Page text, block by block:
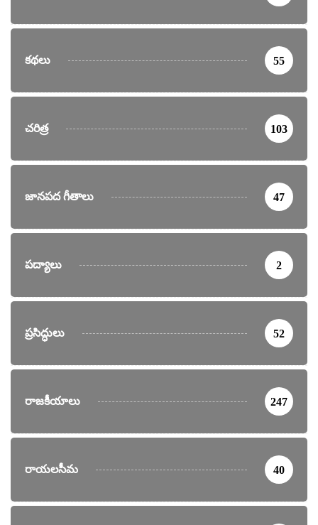
కథలు 55
చరిత్ర 103
జానపద గీతాలు 47
పద్యాలు 2
ప్రసిద్ధులు 52
రాజకీయాలు 247
రాయలసీమ 40